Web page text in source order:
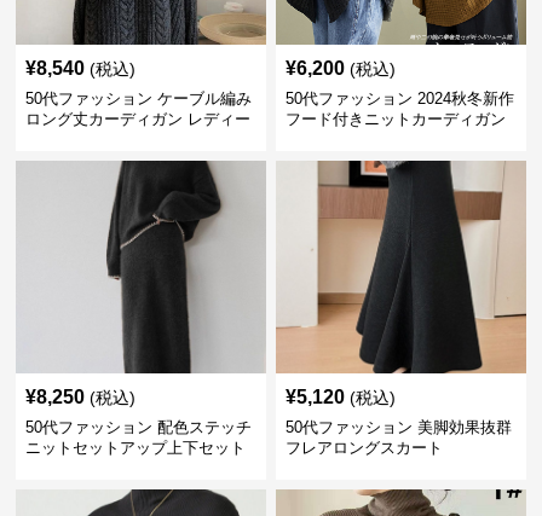
¥8,540 (税込)
50代ファッション ケーブル編み
ロング丈カーディガン レディー
¥6,200 (税込)
50代ファッション 2024秋冬新作
フード付きニットカーディガン
¥8,250 (税込)
50代ファッション 配色ステッチ
ニットセットアップ上下セット
¥5,120 (税込)
50代ファッション 美脚効果抜群
フレアロングスカート